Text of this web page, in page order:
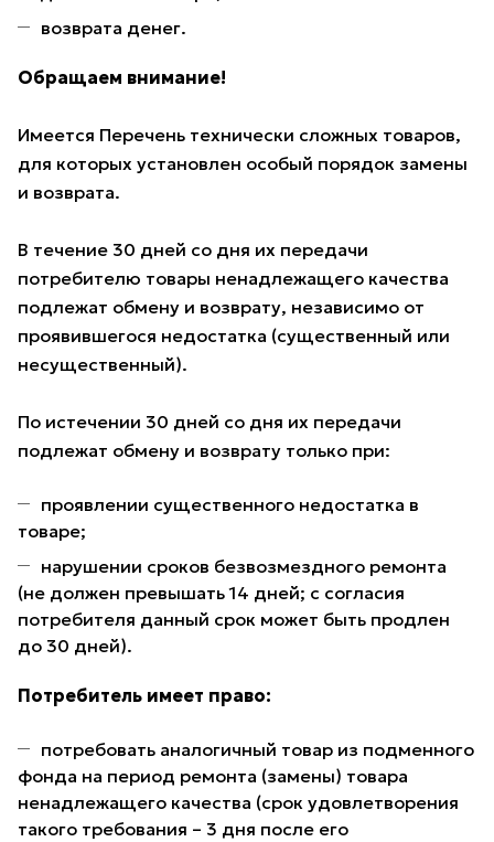
возврата денег.
Обращаем внимание!
Имеется Перечень технически сложных товаров,
для которых установлен особый порядок замены
и возврата.
В течение 30 дней со дня их передачи
потребителю товары ненадлежащего качества
подлежат обмену и возврату, независимо от
проявившегося недостатка (существенный или
несущественный).
По истечении 30 дней со дня их передачи
подлежат обмену и возврату только при:
проявлении существенного недостатка в
товаре;
нарушении сроков безвозмездного ремонта
(не должен превышать 14 дней; с согласия
потребителя данный срок может быть продлен
до 30 дней).
Потребитель имеет право:
потребовать аналогичный товар из подменного
фонда на период ремонта (замены) товара
ненадлежащего качества (срок удовлетворения
такого требования – 3 дня после его